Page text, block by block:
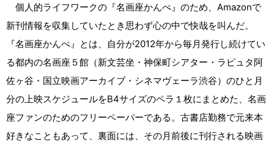
個人的ライフワークの『名画座かんぺ』のため、Amazonで
新刊情報を収集していたとき思わず心の中で快哉を叫んだ。
『名画座かんぺ』とは、自分が2012年から毎月発行し続けてい
る都内の名画座５館（新文芸坐・神保町シアター・ラピュタ阿
佐ヶ谷・国立映画アーカイブ・シネマヴェーラ渋谷）のひと月
分の上映スケジュールをB4サイズのペラ１枚にまとめた、名画
座ファンのためのフリーペーパーである。古書店勤務で元来本
好きなこともあって、裏面には、その月前後に刊行される映画